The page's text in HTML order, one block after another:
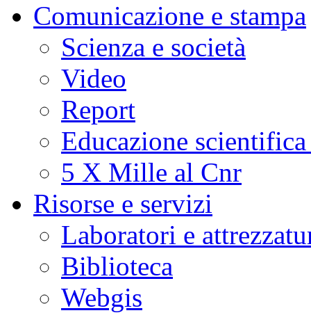
Comunicazione e stampa
Scienza e società
Video
Report
Educazione
5 X Mille al Cnr
Risorse e servizi
Laboratori e
Biblioteca
Webgis